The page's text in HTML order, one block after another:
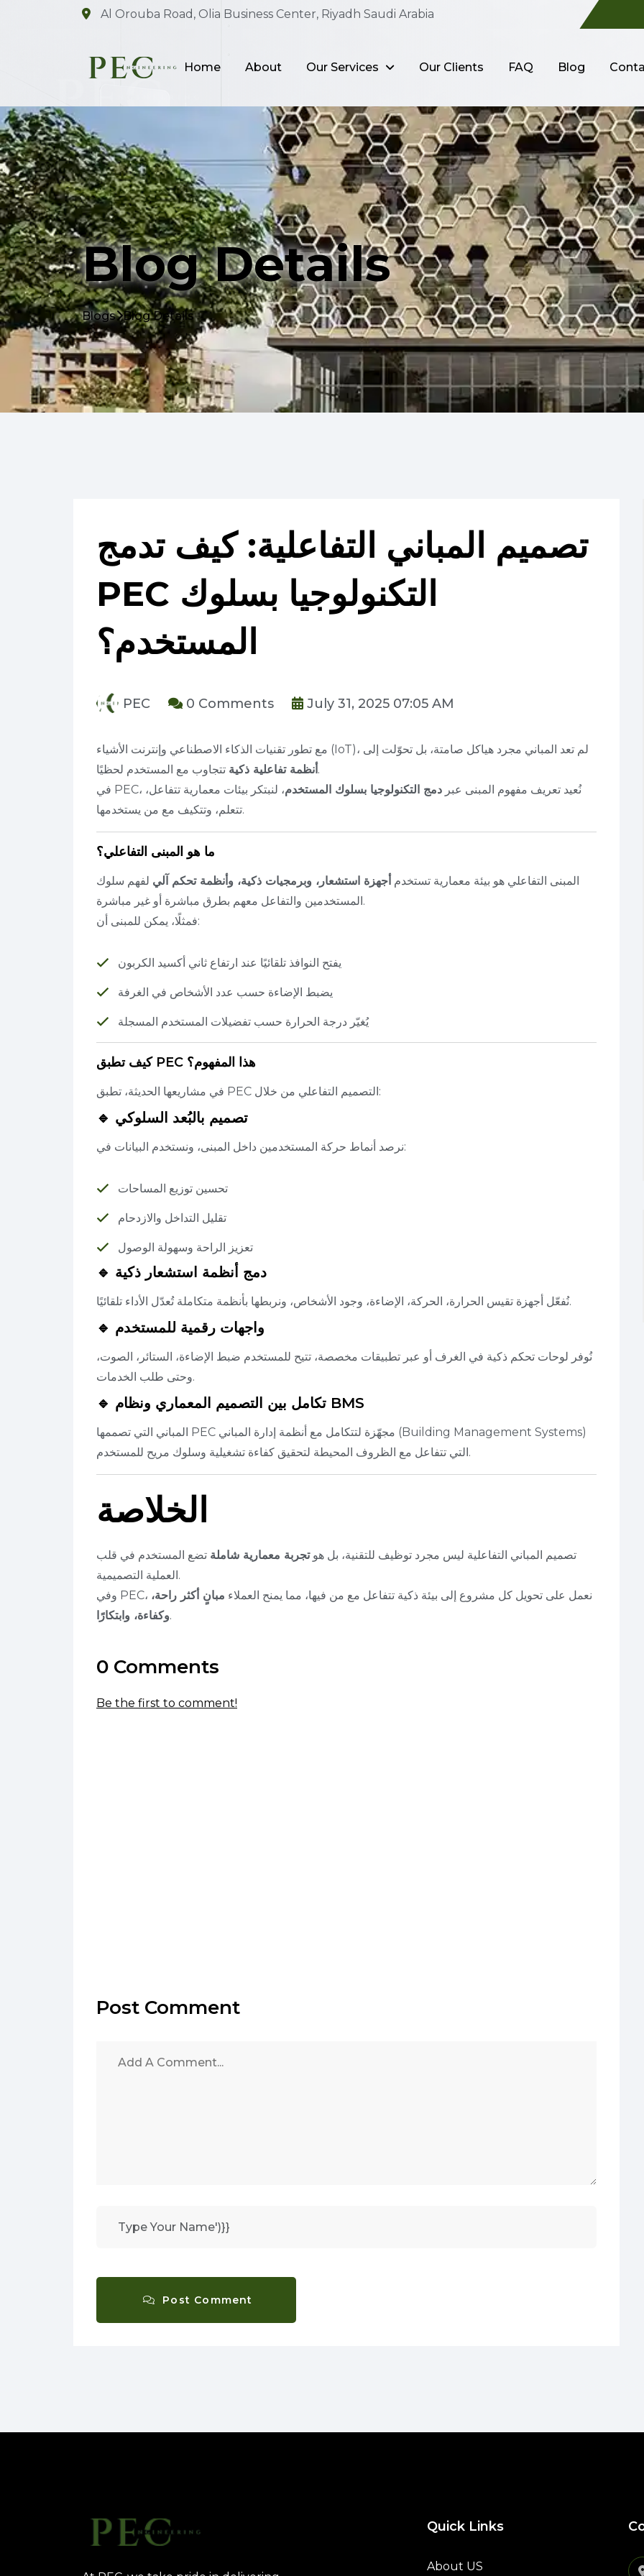
Al Orouba Road, Olia Business Center, Riyadh Saudi Arabia
Home About Our Services Our Clients FAQ Blog
Blog Details
Blogs Blog Details
تصميم المباني التفاعلية: كيف تدمج
PEC التكنولوجيا بسلوك
المستخدم؟
PEC 0 Comments July 31, 2025 07:05 AM
مع تطور تقنيات الذكاء الاصطناعي وإنترنت الأشياء (IoT)، لم تعد المباني مجرد هياكل صامتة، بل تحوّلت إلى
أنظمة تفاعلية ذكيةتتجاوب مع المستخدم لحظيًا.
في PEC، نُعيد تعريف مفهوم المبنى عبر دمج التكنولوجيا بسلوك المستخدم، لنبتكر بيئات معمارية تتفاعل،
تتعلم، وتتكيف مع من يستخدمها.
ما هو المبنى التفاعلي؟
المبنى التفاعلي هو بيئة معمارية تستخدم أجهزة استشعار، وبرمجيات ذكية، وأنظمة تحكم آلي لفهم سلوك
المستخدمين والتفاعل معهم بطرق مباشرة أو غير مباشرة.
فمثلًا، يمكن للمبنى أن:
يفتح النوافذ تلقائيًا عند ارتفاع ثاني أكسيد الكربون
يضبط الإضاءة حسب عدد الأشخاص في الغرفة
يُغيّر درجة الحرارة حسب تفضيلات المستخدم المسجلة
كيف تطبق PEC هذا المفهوم؟
في مشاريعها الحديثة، تطبق PEC التصميم التفاعلي من خلال:
🔹 تصميم بالبُعد السلوكي
نرصد أنماط حركة المستخدمين داخل المبنى، ونستخدم البيانات في:
تحسين توزيع المساحات
تقليل التداخل والازدحام
تعزيز الراحة وسهولة الوصول
🔹 دمج أنظمة استشعار ذكية
نُفعّل أجهزة تقيس الحرارة، الحركة، الإضاءة، وجود الأشخاص، ونربطها بأنظمة متكاملة تُعدّل الأداء تلقائيًا.
🔹 واجهات رقمية للمستخدم
نُوفر لوحات تحكم ذكية في الغرف أو عبر تطبيقات مخصصة، تتيح للمستخدم ضبط الإضاءة، الستائر، الصوت،
وحتى طلب الخدمات.
🔹 تكامل بين التصميم المعماري ونظام BMS
المباني التي تصممها PEC مجهّزة لتتكامل مع أنظمة إدارة المباني (Building Management Systems)
التي تتفاعل مع الظروف المحيطة لتحقيق كفاءة تشغيلية وسلوك مريح للمستخدم.
الخلاصة
تصميم المباني التفاعلية ليس مجرد توظيف للتقنية، بل هوتجربة معمارية شاملة تضع المستخدم في قلب
العملية التصميمية.
وفي PEC، نعمل على تحويل كل مشروع إلى بيئة ذكية تتفاعل مع من فيها، مما يمنح العملاء مبانٍ أكثر راحة،
وكفاءة، وابتكارًا.
0 Comments
Be the first to comment!
Post Comment
Post Comment
Quick Links
About US